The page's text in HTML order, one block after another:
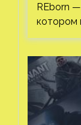
REborn
котором